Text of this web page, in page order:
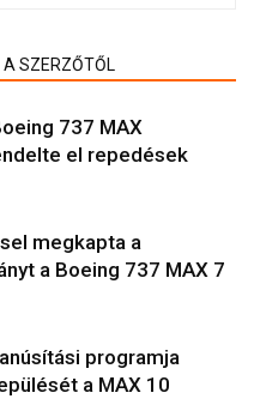
SZERZŐTŐL
737 MAX
el repedések
megkapta a
a Boeing 737 MAX 7
programja
a MAX 10